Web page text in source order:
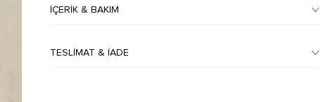
İÇERIK & BAKIM
TESLIMAT & İADE